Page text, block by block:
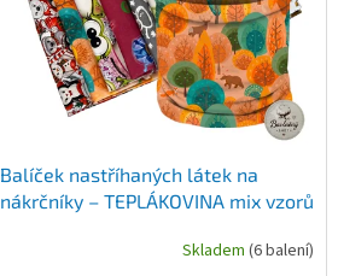
Balíček nastříhaných látek na
nákrčníky – TEPLÁKOVINA mix vzorů
Skladem (6 balení)